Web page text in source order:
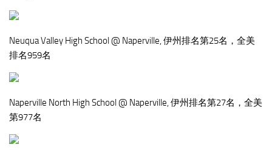
Neuqua Valley High School @ Naperville, 伊州排名第25名，全美
排名959名
Naperville North High School @ Naperville, 伊州排名第27名，全美
第977名